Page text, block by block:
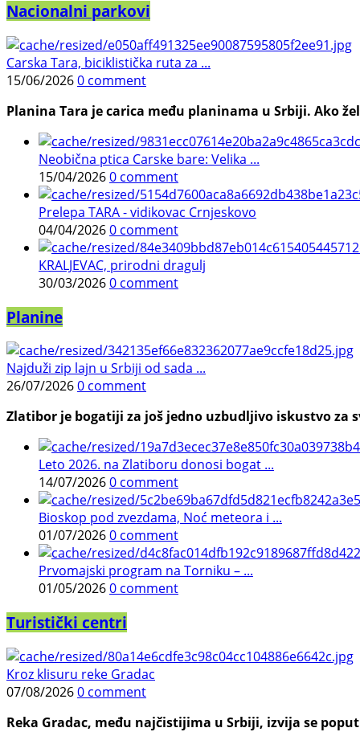
Nacionalni parkovi
Carska Tara, biciklistička ruta za ...
15/06/20260 comment
Planina Tara je carica među planinama u Srbiji. Ako
Neobična ptica Carske bare: Velika ...
15/04/20260 comment
Prelepa TARA - vidikovac Crnjeskovo
04/04/20260 comment
KRALJEVAC, prirodni dragulj
30/03/20260 comment
Planine
Najduži zip lajn u Srbiji od sada ...
26/07/20260 comment
Zlatibor je bogatiji za još jedno uzbudljivo iskustvo
Leto 2026. na Zlatiboru donosi bogat ...
14/07/20260 comment
Bioskop pod zvezdama, Noć meteora i ...
01/07/20260 comment
Prvomajski program na Torniku – ...
01/05/20260 comment
Turistički centri
Kroz klisuru reke Gradac
07/08/20260 comment
Reka Gradac, među najčistijima u Srbiji, izvija se